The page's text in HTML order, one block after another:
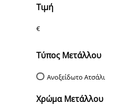
Τιμή
€
Τύπος Μετάλλου
Ανοξείδωτο Ατσάλι
Χρώμα Μετάλλου